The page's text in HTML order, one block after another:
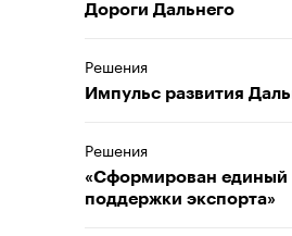
Дороги Дальнего
Решения
Импульс развития
Решения
«Сформирован единый
поддержки экспорта»